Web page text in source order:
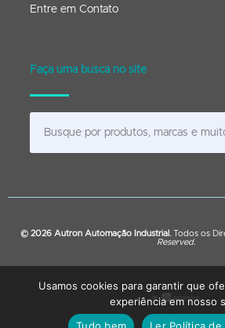
Entre em Contato
Faça uma busca no site
© 2026 Autron Automação Industrial. Todos os
Reserved.
Usamos cookies para garantir que
experiência em nosso
Tudo bem
Ler Política de